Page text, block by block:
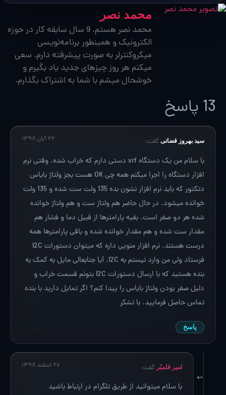
محمد نصر
محمد نصر هستم. 9 سال سابقه کار در حوزه
الکترونیک و همینطور برنامه‌نویسی
میکروکنترلر به صورت پیشرفته دارم. سعی
میکنم هر روز چیزهای جدید یاد بگیرم و
خوشحال میشم با شما به اشتراک بگذارم.
13 پاسخ
سید بهروز قضاتی گفت: ۲۲ آبان ۱۳۹۸
با سلام من یک دستگاه xrf دستی دارم که خراب شده. وقتی نرم
افزار دستگاه را اجرا میکنم همه چی OK هست بجز ولتاژ بایاس
دتکتور که باید نرم افزار نشون بده 135 ولت ست شده و 135 ولت
خوانده میشود. در حال حاضر هم ولتاژ ست و هم ولتاژ خوانده
شده هر دو صفر است. بقیه پارامترها از قبیل دما و فشار هم
مقدار ست شده و هم مقدار خوانده شده و باقی پارامترها همه
درست هستند. نرم افزار منویی داره که میتوان دستورات I2C
فرستاد ولی من وارد نیستم به I2C. آیا جنابعالی مایل به کمک به
بنده هستید که با ارسال دستورات I2C بتونم قسمت خراب و
دلیل صفر بودن ولتاژ بایاس را پیدا کنم؟ اگر تمایل دارید با بنده
تماس حاصل فرمایید. با تشکر
پاسخ
امیر قلمبُر گفت: ۲۶ اسفند ۱۳۹۸
با سلام میتوانید از طریق تلگرام در ارتباط باشید